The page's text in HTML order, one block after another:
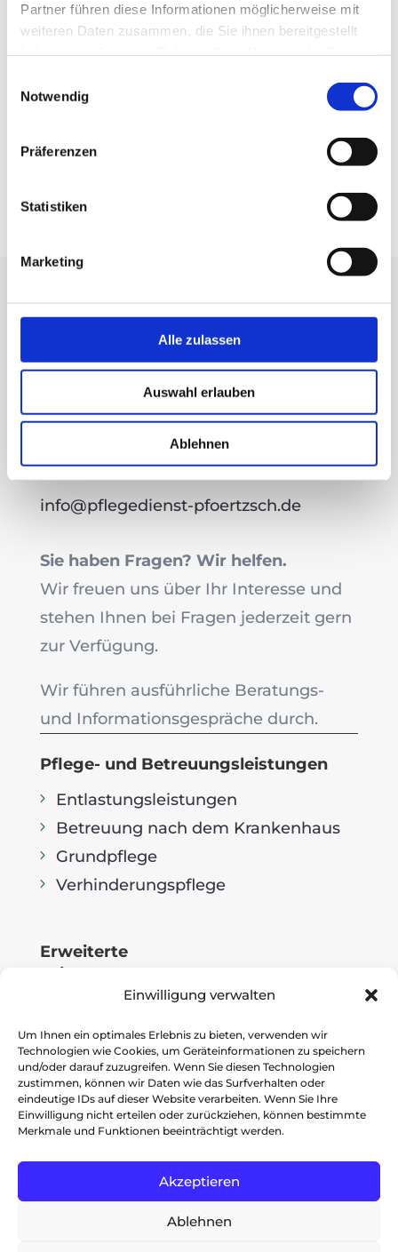
Partner führen diese Informationen möglicherweise mit
weiteren Daten zusammen, die Sie ihnen bereitgestellt
Notwendig
Präferenzen
Statistiken
Marketing
Alle zulassen
Auswahl erlauben
Ablehnen
Einwilligung verwalten
Um Ihnen ein optimales Erlebnis zu bieten, verwenden wir
Technologien wie Cookies, um Geräteinformationen zu speichern
und/oder darauf zuzugreifen. Wenn Sie diesen Technologien
zustimmen, können wir Daten wie das Surfverhalten oder
eindeutige IDs auf dieser Website verarbeiten. Wenn Sie Ihre
Einwilligung nicht erteilen oder zurückziehen, können bestimmte
Merkmale und Funktionen beeinträchtigt werden.
Akzeptieren
Ablehnen
Krankenkasse zur Auswahl. Für nähere
Informationen klicken Sie bitte hier:
Haushaltshilfe
0341 / 86 08 99 45
info@pflegedienst-pfoertzsch.de
Sie haben Fragen? Wir helfen.
Wir freuen uns über Ihr Interesse und
stehen Ihnen bei Fragen jederzeit gern
zur Verfügung.
Wir führen ausführliche Beratungs-
und Informationsgespräche durch.
Pflege- und Betreuungsleistungen
Entlastungsleistungen
Betreuung nach dem Krankenhaus
Grundpflege
Verhinderungspflege
Erweiterte
Leistungen
Beratungsbesuche
Hauswirtschaft
Vermittlung von Dienstleistungen
Allgemeine
Informationen